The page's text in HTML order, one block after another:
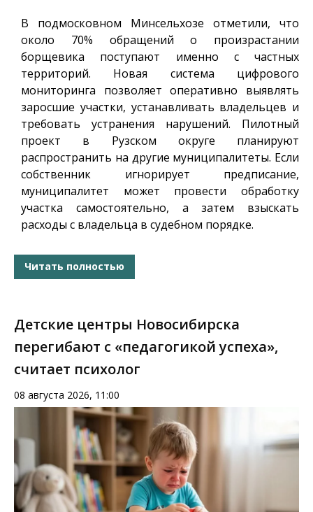
В подмосковном Минсельхозе отметили, что
около 70% обращений о произрастании
борщевика поступают именно с частных
территорий. Новая система цифрового
мониторинга позволяет оперативно выявлять
заросшие участки, устанавливать владельцев и
требовать устранения нарушений. Пилотный
проект в Рузском округе планируют
распространить на другие муниципалитеты. Если
собственник игнорирует предписание,
муниципалитет может провести обработку
участка самостоятельно, а затем взыскать
расходы с владельца в судебном порядке.
Читать полностью
Детские центры Новосибирска
перегибают с «педагогикой успеха»,
считает психолог
08 августа 2026, 11:00